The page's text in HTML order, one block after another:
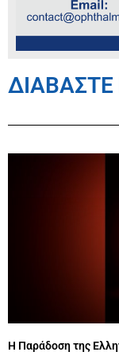
ΔΙΑΒΑΣΤΕ
Η Παράδοση της